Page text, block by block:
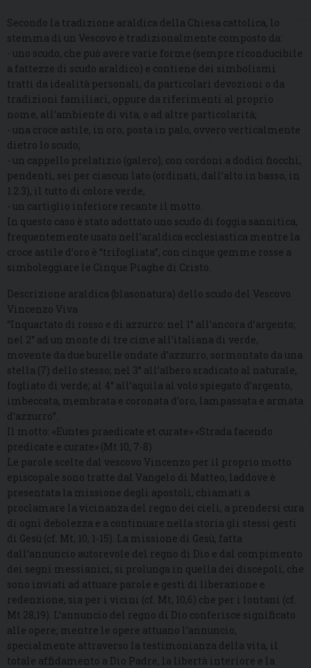
Secondo la tradizione araldica della Chiesa cattolica, lo
stemma di un Vescovo è tradizionalmente composto da:
- uno scudo, che può avere varie forme (sempre riconducibile
a fattezze di scudo araldico) e contiene dei simbolismi
tratti da idealità personali, da particolari devozioni o da
tradizioni familiari, oppure da riferimenti al proprio
nome, all’ambiente di vita, o ad altre particolarità;
- una croce astile, in oro, posta in palo, ovvero verticalmente
dietro lo scudo;
- un cappello prelatizio (galero), con cordoni a dodici fiocchi,
pendenti, sei per ciascun lato (ordinati, dall’alto in basso, in
1.2.3), il tutto di colore verde;
- un cartiglio inferiore recante il motto.
In questo caso è stato adottato uno scudo di foggia sannitica,
frequentemente usato nell’araldica ecclesiastica mentre la
croce astile d’oro è “trifogliata”, con cinque gemme rosse a
simboleggiare le Cinque Piaghe di Cristo.
Descrizione araldica (blasonatura) dello scudo del Vescovo
Vincenzo Viva
“Inquartato di rosso e di azzurro: nel 1° all’ancora d’argento;
nel 2° ad un monte di tre cime all’italiana di verde,
movente da due burelle ondate d’azzurro, sormontato da una
stella (7) dello stesso; nel 3° all’albero sradicato al naturale,
fogliato di verde; al 4° all’aquila al volo spiegato d’argento,
imbeccata, membrata e coronata d’oro, lampassata e armata
d’azzurro”.
Il motto: «Euntes praedicate et curate» «Strada facendo
predicate e curate» (Mt 10, 7-8)
Le parole scelte dal vescovo Vincenzo per il proprio motto
episcopale sono tratte dal Vangelo di Matteo, laddove è
presentata la missione degli apostoli, chiamati a
proclamare la vicinanza del regno dei cieli, a prendersi cura
di ogni debolezza e a continuare nella storia gli stessi gesti
di Gesù (cf. Mt, 10, 1-15). La missione di Gesù, fatta
dall’annuncio autorevole del regno di Dio e dal compimento
dei segni messianici, si prolunga in quella dei discepoli, che
sono inviati ad attuare parole e gesti di liberazione e
redenzione, sia per i vicini (cf. Mt, 10,6) che per i lontani (cf.
Mt 28,19). L’annuncio del regno di Dio conferisce significato
alle opere; mentre le opere attuano l’annuncio,
specialmente attraverso la testimonianza della vita, il
totale affidamento a Dio Padre, la libertà interiore e la